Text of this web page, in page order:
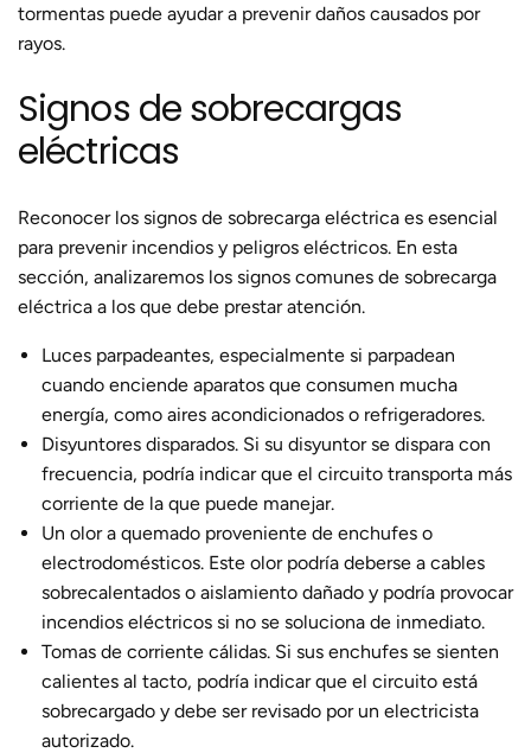
tormentas puede ayudar a prevenir daños causados ​​por
rayos.
Signos de sobrecargas
eléctricas
Reconocer los signos de sobrecarga eléctrica es esencial
para prevenir incendios y peligros eléctricos. En esta
sección, analizaremos los signos comunes de sobrecarga
eléctrica a los que debe prestar atención.
Luces parpadeantes, especialmente si parpadean
cuando enciende aparatos que consumen mucha
energía, como aires acondicionados o refrigeradores.
Disyuntores disparados. Si su disyuntor se dispara con
frecuencia, podría indicar que el circuito transporta más
corriente de la que puede manejar.
Un olor a quemado proveniente de enchufes o
electrodomésticos. Este olor podría deberse a cables
sobrecalentados o aislamiento dañado y podría provocar
incendios eléctricos si no se soluciona de inmediato.
Tomas de corriente cálidas. Si sus enchufes se sienten
calientes al tacto, podría indicar que el circuito está
sobrecargado y debe ser revisado por un electricista
autorizado.